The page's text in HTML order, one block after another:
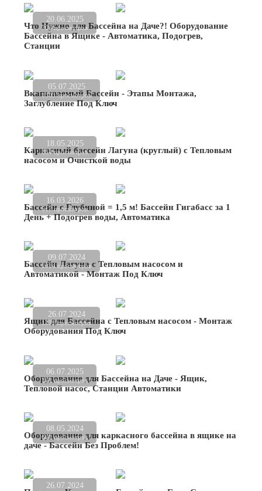
20.06.2025
703 просмотров
Что Нужно для Бассейна на Даче?! Оборудование
Бассейна в Ящике - Автоматика, Подогрев,
Станции
05.07.2025
1303 просмотров
Вкапываемый Бассейн - Этапы Монтажа,
Заглубление Под Ключ
18.05.2025
664 просмотров
Каркасный бассейн Лагуна (круглый) с Тепловым
насосом и Очисткой воды
16.03.2026
517 просмотров
Бассейн с Глубиной = 1,5 м! Бассейн Гигабасс за 1
День + Подогрев воды, Автоматика
09.07.2024
1014 просмотров
Бассейн Лагуна с Тепловым насосом и
Автоматикой - Монтаж Под Ключ
26.07.2024
1131 просмотров
Ящик для Бассейна с Тепловым насосом - Монтаж
Оборудования Под Ключ
06.07.2025
251 просмотров
Оборудование для Бассейна на Даче - Ящик,
Тепловой насос, Станции Автоматики
08.05.2024
660 просмотров
Оборудование для каркасного бассейна в ящике на
даче - Бассейн Без Проблем!
26.07.2024